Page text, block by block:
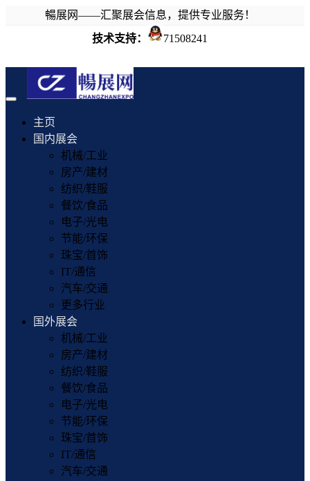
暢展网——汇聚展会信息，提供专业服务！
技术支持：
71508241
Toggle
navigation
主页
国内展会
机械/工业
房产/建材
纺织/鞋服
餐饮/食品
电子/光电
节能/环保
珠宝/首饰
IT/通信
汽车/交通
更多行业
国外展会
机械/工业
房产/建材
纺织/鞋服
餐饮/食品
电子/光电
节能/环保
珠宝/首饰
IT/通信
汽车/交通